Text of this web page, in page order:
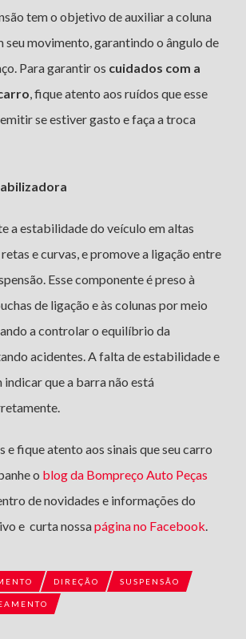
tem o objetivo de auxiliar a coluna
seu movimento, garantindo o ângulo de
Para garantir os cuidados com a
, fique atento aos ruídos que esse
se estiver gasto e faça a troca
a estabilidade do veículo em altas
e curvas, e promove a ligação entre
Esse componente é preso à
de ligação e às colunas por meio
a controlar o equilíbrio da
acidentes. A falta de estabilidade e
que a barra não está
e fique atento aos sinais que seu carro
o blog da Bompreço Auto Peças
de novidades e informações do
e curta nossapágina no Facebook.
DIREÇÃO SUSPENSÃO